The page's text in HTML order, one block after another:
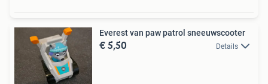
Everest van paw patrol sneeuwscooter
€ 5,50 Details